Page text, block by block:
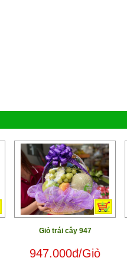
Giỏ trái cây 947
947.000đ/Giỏ